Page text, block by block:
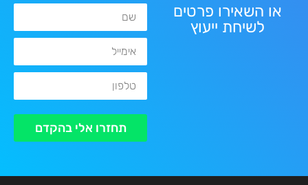
או השאירו פרטים
לשיחת ייעוץ
שם
אימייל
טלפון
תחזרו אלי בהקדם